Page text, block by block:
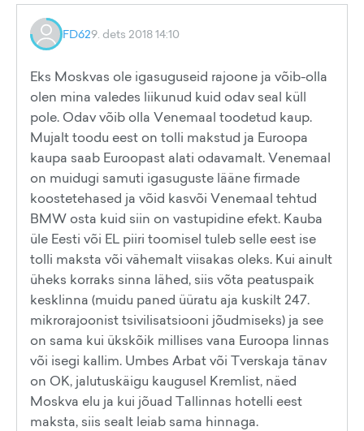
FD629. dets 2018 14:10
Eks Moskvas ole igasuguseid rajoone ja võib-olla
olen mina valedes liikunud kuid odav seal küll
pole. Odav võib olla Venemaal toodetud kaup.
Mujalt toodu eest on tolli makstud ja Euroopa
kaupa saab Euroopast alati odavamalt. Venemaal
on muidugi samuti igasuguste lääne firmade
koostetehased ja võid kasvõi Venemaal tehtud
BMW osta kuid siin on vastupidine efekt. Kauba
üle Eesti või EL piiri toomisel tuleb selle eest ise
tolli maksta või vähemalt viisakas oleks. Kui ainult
üheks korraks sinna lähed, siis võta peatuspaik
kesklinna (muidu paned üüratu aja kuskilt 247.
mikrorajoonist tsivilisatsiooni jõudmiseks) ja see
on sama kui ükskõik millises vana Euroopa linnas
või isegi kallim. Umbes Arbat või Tverskaja tänav
on OK, jalutuskäigu kaugusel Kremlist, näed
Moskva elu ja kui jõuad Tallinnas hotelli eest
maksta, siis sealt leiab sama hinnaga.